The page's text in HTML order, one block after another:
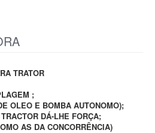
TRATOR
;
OLEO E BOMBA AUTONOMO);
DÁ-LHE FORÇA;
AS DA CONCORRÊNCIA)